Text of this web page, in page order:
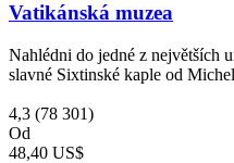
Vatikánská muzea
Nahlédni do jedné z největších
slavné Sixtinské kaple od
4,3 (78 301)
Od
48,40 US$